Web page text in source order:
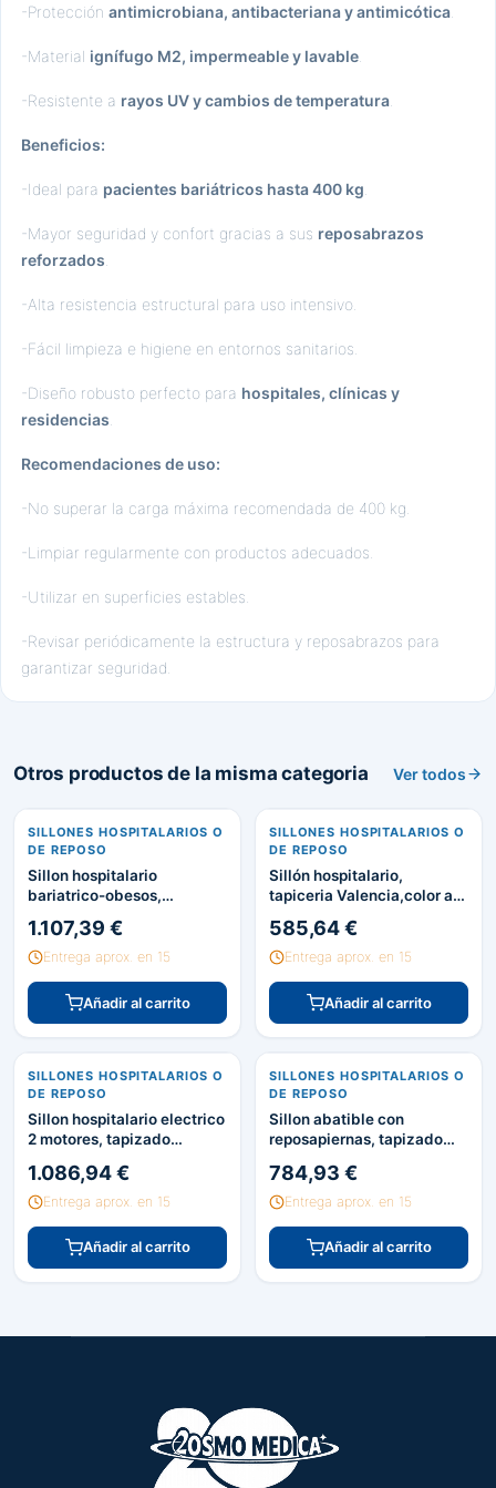
-Protección antimicrobiana, antibacteriana y antimicótica
-Material ignífugo M2, impermeable y lavable
-Resistente a rayos UV y cambios de temperatura
Beneficios:
-Ideal para pacientes bariátricos hasta 400 kg
-Mayor seguridad y confort gracias a sus reposabrazos
reforzados
-Alta resistencia estructural para uso intensivo.
-Fácil limpieza e higiene en entornos sanitarios.
-Diseño robusto perfecto para hospitales, clínicas y
residencias
Recomendaciones de uso:
-No superar la carga máxima recomendada de 400 kg.
-Limpiar regularmente con productos adecuados.
-Utilizar en superficies estables.
-Revisar periódicamente la estructura y reposabrazos para
garantizar seguridad.
Otros productos de la misma categoria Ver todos
SILLONES HOSPITALARIOS O
DE REPOSO
Sillon hospitalario
bariatrico-obesos,
elegir
1.107,39 €
Entrega aprox. en 15
Añadir al carrito
SILLONES HOSPITALARIOS O
DE REPOSO
Sillón hospitalario,
tapiceria Valencia,color a
585,64 €
Entrega aprox. en 15
Añadir al carrito
SILLONES HOSPITALARIOS O
DE REPOSO
Sillon hospitalario electrico
2 motores, tapizado
1.086,94 €
Entrega aprox. en 15
Añadir al carrito
SILLONES HOSPITALARIOS O
DE REPOSO
Sillon abatible con
reposapiernas, tapizado
784,93 €
Entrega aprox. en 15
Añadir al carrito